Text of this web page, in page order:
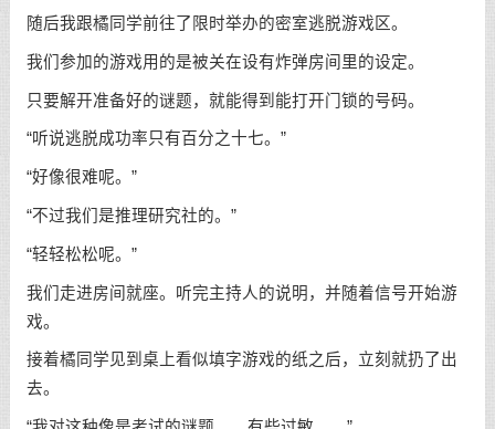
随后我跟橘同学前往了限时举办的密室逃脱游戏区。
我们参加的游戏用的是被关在设有炸弹房间里的设定。
只要解开准备好的谜题，就能得到能打开门锁的号码。
“听说逃脱成功率只有百分之十七。”
“好像很难呢。”
“不过我们是推理研究社的。”
“轻轻松松呢。”
我们走进房间就座。听完主持人的说明，并随着信号开始游
戏。
接着橘同学见到桌上看似填字游戏的纸之后，立刻就扔了出
去。